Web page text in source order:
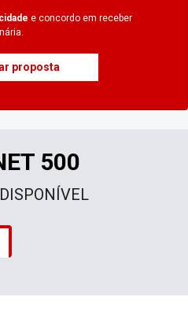
e concordo em receber
proposta
500